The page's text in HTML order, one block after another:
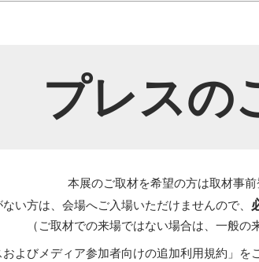
国際 食品物流EXPO お気に
入り企業セレクトによる来
場登録ページ
プレスの
本展のご取材を希望の方は取材事前
い方は、会場へご入場いただけませんので、
（ご取材での来場ではない場合は、一般の
よびメディア参加者向けの追加利用規約」を